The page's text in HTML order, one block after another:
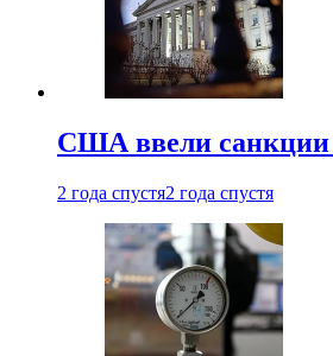
США ввели санкции
2 года спустя2 года спустя